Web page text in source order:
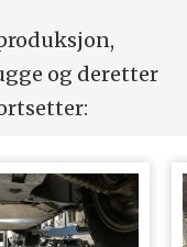
og deretter